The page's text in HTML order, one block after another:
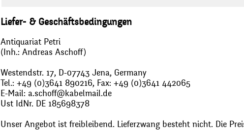
Liefer- & Geschäftsbedingungen
Antiquariat Petri
(Inh.: Andreas Aschoff)
Westendstr. 17, D-07743 Jena, Germany
Tel.: +49 (0)3641 890216, Fax: +49 (0)3641 442065
E-Mail: a.schoff@kabelmail.de
Ust IdNr. DE 185698378
Unser Angebot ist freibleibend. Lieferzwang besteht nicht. Die